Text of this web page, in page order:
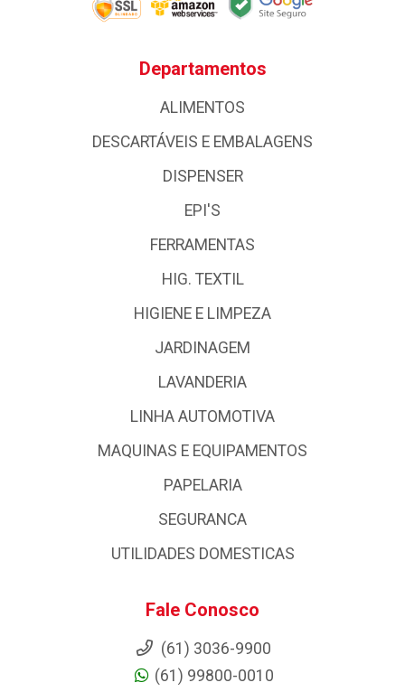
Departamentos
ALIMENTOS
DESCARTÁVEIS E EMBALAGENS
DISPENSER
EPI'S
FERRAMENTAS
HIG. TEXTIL
HIGIENE E LIMPEZA
JARDINAGEM
LAVANDERIA
LINHA AUTOMOTIVA
MAQUINAS E EQUIPAMENTOS
PAPELARIA
SEGURANCA
UTILIDADES DOMESTICAS
Fale Conosco
(61) 3036-9900
(61) 99800-0010